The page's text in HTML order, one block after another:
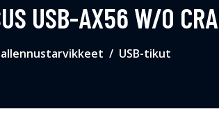
USB-AX56 W/O
USB-tikut